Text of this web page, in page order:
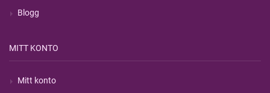
Blogg
MITT KONTO
Mitt konto